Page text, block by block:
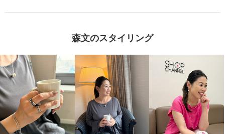
森文のスタイリング